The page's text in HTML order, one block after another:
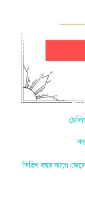
তিরিশ বছর আগে